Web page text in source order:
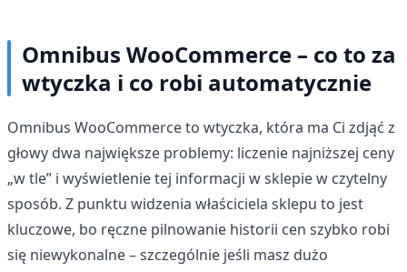
Omnibus WooCommerce – co to za
wtyczka i co robi automatycznie
Omnibus WooCommerce to wtyczka, która ma Ci zdjąć z
głowy dwa największe problemy: liczenie najniższej ceny
„w tle” i wyświetlenie tej informacji w sklepie w czytelny
sposób. Z punktu widzenia właściciela sklepu to jest
kluczowe, bo ręczne pilnowanie historii cen szybko robi
się niewykonalne – szczególnie jeśli masz dużo